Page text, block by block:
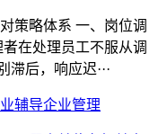
策略体系 一、岗位调
在处理员工不服从调
后，响应迟···
辅导企业管理